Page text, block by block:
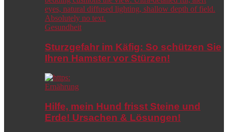
Gesundheit
Sturzgefahr im Käfig: So schützen Sie
Ihren Hamster vor Stürzen!
Ernährung
Hilfe, mein Hund frisst Steine und
Erde! Ursachen & Lösungen!